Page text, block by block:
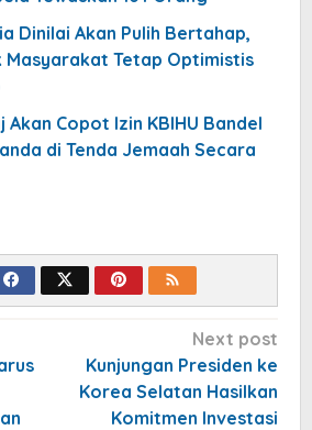
Dinilai Akan Pulih Bertahap,
Masyarakat Tetap Optimistis
Akan Copot Izin KBIHU Bandel
di Tenda Jemaah Secara
Next post
Kunjungan Presiden ke
Korea Selatan Hasilkan
Komitmen Investasi